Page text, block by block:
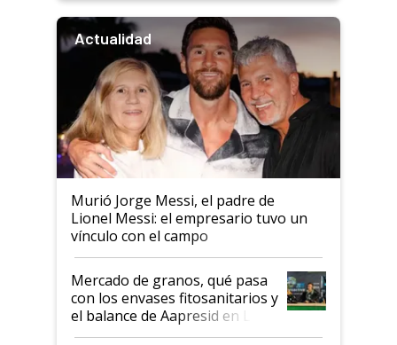
Actualidad
Murió Jorge Messi, el padre de
Lionel Messi: el empresario tuvo un
vínculo con el campo
Mercado de granos, qué pasa
con los envases fitosanitarios y
el balance de Aapresid en La
Posta